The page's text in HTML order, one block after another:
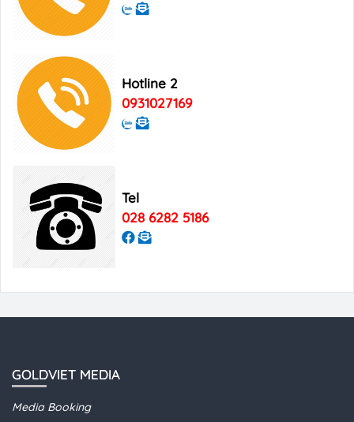
Bảng giá quảng cáo Tạp chí Xin Chào
Bảng giá quảng cáo Good Morning
Vietnam
Hotline 2
0931027169
Tel
028 6282 5186
GOLDVIET MEDIA
Media Booking